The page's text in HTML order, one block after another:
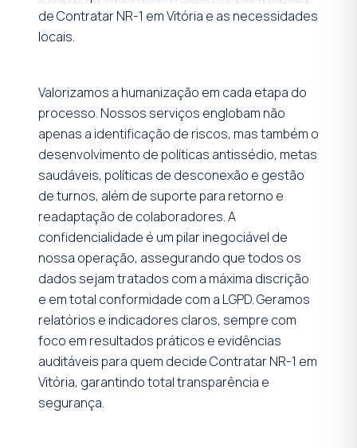
de Contratar NR-1 em Vitória e as necessidades
locais.
Valorizamos a humanização em cada etapa do
processo. Nossos serviços englobam não
apenas a identificação de riscos, mas também o
desenvolvimento de políticas antissédio, metas
saudáveis, políticas de desconexão e gestão
de turnos, além de suporte para retorno e
readaptação de colaboradores. A
confidencialidade é um pilar inegociável de
nossa operação, assegurando que todos os
dados sejam tratados com a máxima discrição
e em total conformidade com a LGPD. Geramos
relatórios e indicadores claros, sempre com
foco em resultados práticos e evidências
auditáveis para quem decide Contratar NR-1 em
Vitória, garantindo total transparência e
segurança.